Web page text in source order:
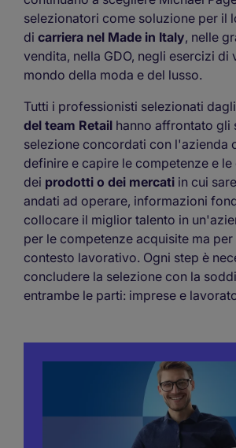
selezionatori come soluzione per il
di carriera nel Made in Italy, nelle
vendita, nella GDO, negli esercizi di
mondo della moda e del lusso.
Tutti i professionisti selezionati dagli
del team Retail hanno affrontato gli
selezione concordati con l'azienda
definire e capire le competenze e
dei prodotti o dei mercati in cui
andati ad operare, informazioni
collocare il miglior talento in
per le competenze acquisite ma
contesto lavorativo. Ogni step è
concludere la selezione con la
entrambe le parti: imprese e